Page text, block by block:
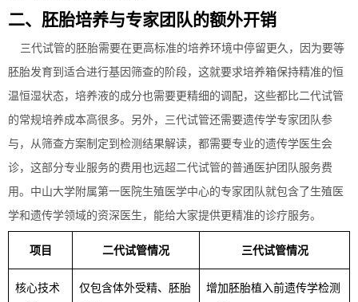
二、胚胎培养与专家团队的额外开销
三代试管的胚胎需要在更高标准的培养环境中停留更久，因为要等
胚胎发育到适合进行基因筛查的阶段，这就要求培养箱保持精准的恒
温恒湿状态，培养液的成分也需要更精细的调配，这些都比二代试管
的常规培养成本高很多。另外，三代试管还需要遗传学专家团队参
与，从筛查方案制定到检测结果解读，都需要专业的遗传学医生会
诊，这部分专业服务的费用也远超二代试管的普通医护团队服务费
用。中山大学附属第一医院生殖医学中心的专家团队就包含了生殖医
学和遗传学领域的资深医生，能给大家提供更精准的诊疗服务。
项目 二代试管情况 三代试管情况
核心技术
仅包含体外受精、胚胎
增加胚胎植入前遗传学检测